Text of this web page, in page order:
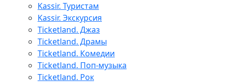
Kassir. Туристам
Kassir. Экскурсия
Ticketland. Джаз
Ticketland. Драмы
Ticketland. Комедии
Ticketland. Поп-музыка
Ticketland. Рок